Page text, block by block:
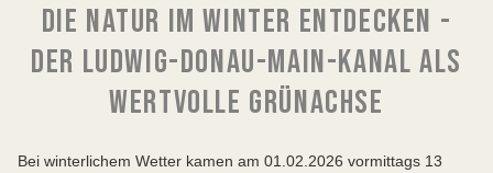
DIE NATUR IM WINTER ENTDECKEN -
DER LUDWIG-DONAU-MAIN-KANAL ALS
WERTVOLLE GRÜNACHSE
Bei winterlichem Wetter kamen am 01.02.2026 vormittags 13